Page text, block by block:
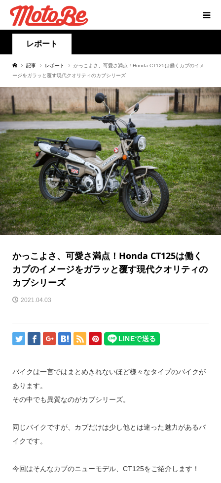
レポート
記事 レポート
かっこよさ、可愛さ満点！Honda CT125は働くカブのイメ
ージをガラッと覆す現代クオリティのカブシリーズ
かっこよさ、可愛さ満点！Honda CT125は働く
カブのイメージをガラッと覆す現代クオリティの
カブシリーズ
2021.04.03
バイクは一言ではまとめきれないほど様々なタイプのバイクが
あります。
その中でも異質なのがカブシリーズ。
同じバイクですが、カブだけは少し他とは違った魅力があるバ
イクです。
今回はそんなカブのニューモデル、CT125をご紹介します！